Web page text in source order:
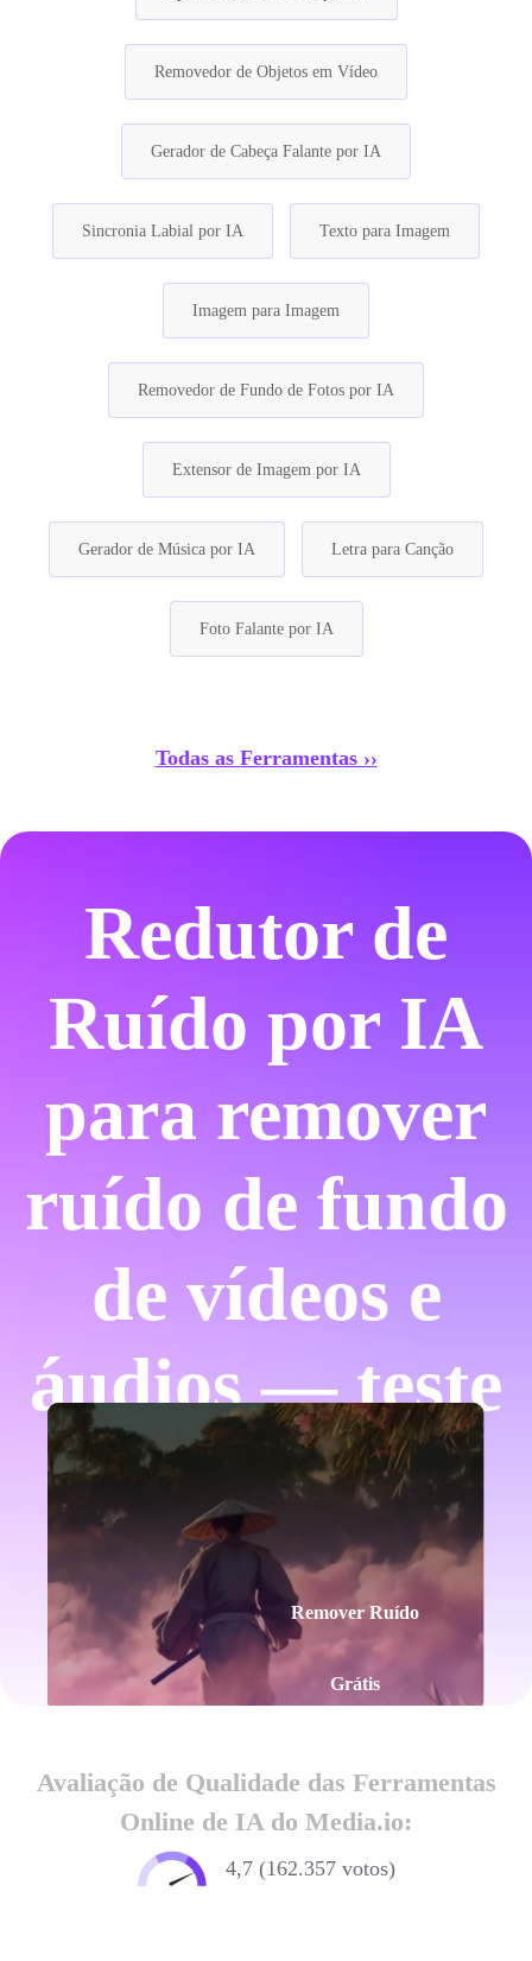
Removedor de Objetos em Vídeo
Gerador de Cabeça Falante por IA
Sincronia Labial por IA Texto para Imagem
Imagem para Imagem
Removedor de Fundo de Fotos por IA
Extensor de Imagem por IA
Gerador de Música por IA Letra para Canção
Foto Falante por IA
Todas as Ferramentas ››
Redutor de
Ruído por IA
para remover
ruído de fundo
de vídeos e
áudios — teste
grátis.
Remover Ruído
Grátis
Avaliação de Qualidade das Ferramentas
Online de IA do Media.io:
4,7 (162.357 votos)